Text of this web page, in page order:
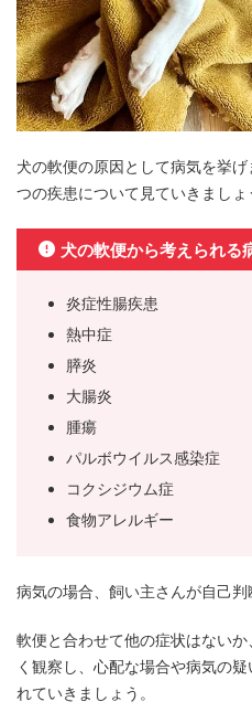
犬の軟便の原因として病気を挙
つの疾患について見ていきましょ
犬の軟便から考えられる
炎症性腸疾患
熱中症
膵炎
大腸炎
腫瘍
パルボウイルス感染症
コクシジウム症
食物アレルギー
病気の場合、飼い主さんが自己判
軟便と合わせて他の症状はない
く観察し、心配な場合や病気の
れていきましょう。